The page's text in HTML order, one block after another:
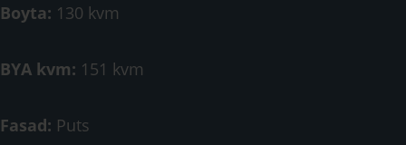
Boyta: 130 kvm
BYA kvm: 151 kvm
Fasad: Puts